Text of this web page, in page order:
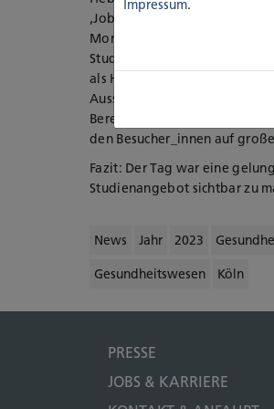
‚Jobslam‘, einem
Monika Kraienhemke die
Studiengang Angewandte
als Hochschule zu
Aussteller_innen die
Bereich hervorzuheben.
den Besucher_innen auf
Fazit: Der Tag war eine
Studienangebot sichtbar zu
News Jahr 2023
Gesundheitswesen Köln
PRESSE
JOBS & KARRIERE
Impressum.